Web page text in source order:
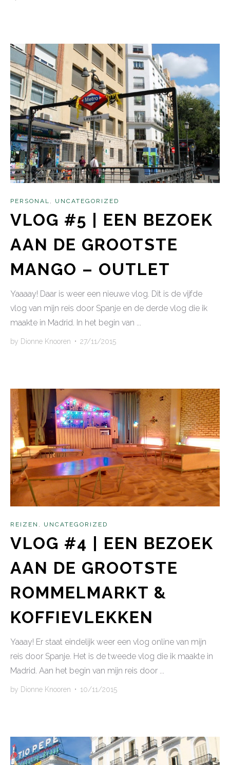
PERSONAL , UNCATEGORIZED
VLOG #5 | EEN BEZOEK
AAN DE GROOTSTE
MANGO – OUTLET
Yaaaay! Daar is weer een nieuwe vlog. Dit is de vijfde
vlog van mijn reis door Spanje en de derde vlog die ik
maakte in Madrid. In het begin van ...
by Dionne Knooren • 27/11/2015
REIZEN , UNCATEGORIZED
VLOG #4 | EEN BEZOEK
AAN DE GROOTSTE
ROMMELMARKT &
KOFFIEVLEKKEN
Yaaay! Er staat eindelijk weer een vlog online van mijn
reis door Spanje. Het is de tweede vlog die ik maakte in
Madrid. Aan het begin van mijn reis door ...
by Dionne Knooren • 10/11/2015